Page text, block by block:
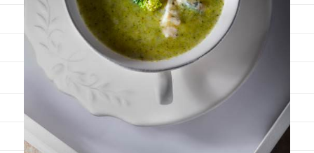
Végétarien
Viandes
Pratique
Mesures conversions
Lexique des différents termes de cuisine